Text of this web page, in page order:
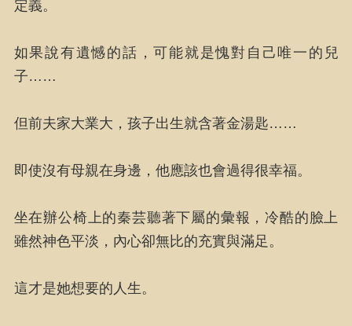
定義。
如果說有遺憾的話，可能就是愧對自己唯一的兒
子……
但前夫家大業大，孩子出生就含著金湯匙……
即使沒有母親在身邊，他應該也會過得很幸福。
坐在辦公椅上的秦芸聽著下屬的彙報，冷酷的臉上
雖然神色平淡，內心卻無比的充實與滿足。
這才是她想要的人生。